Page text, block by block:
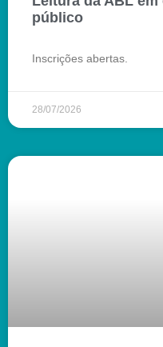
público
Inscrições abertas.
28/07/2026